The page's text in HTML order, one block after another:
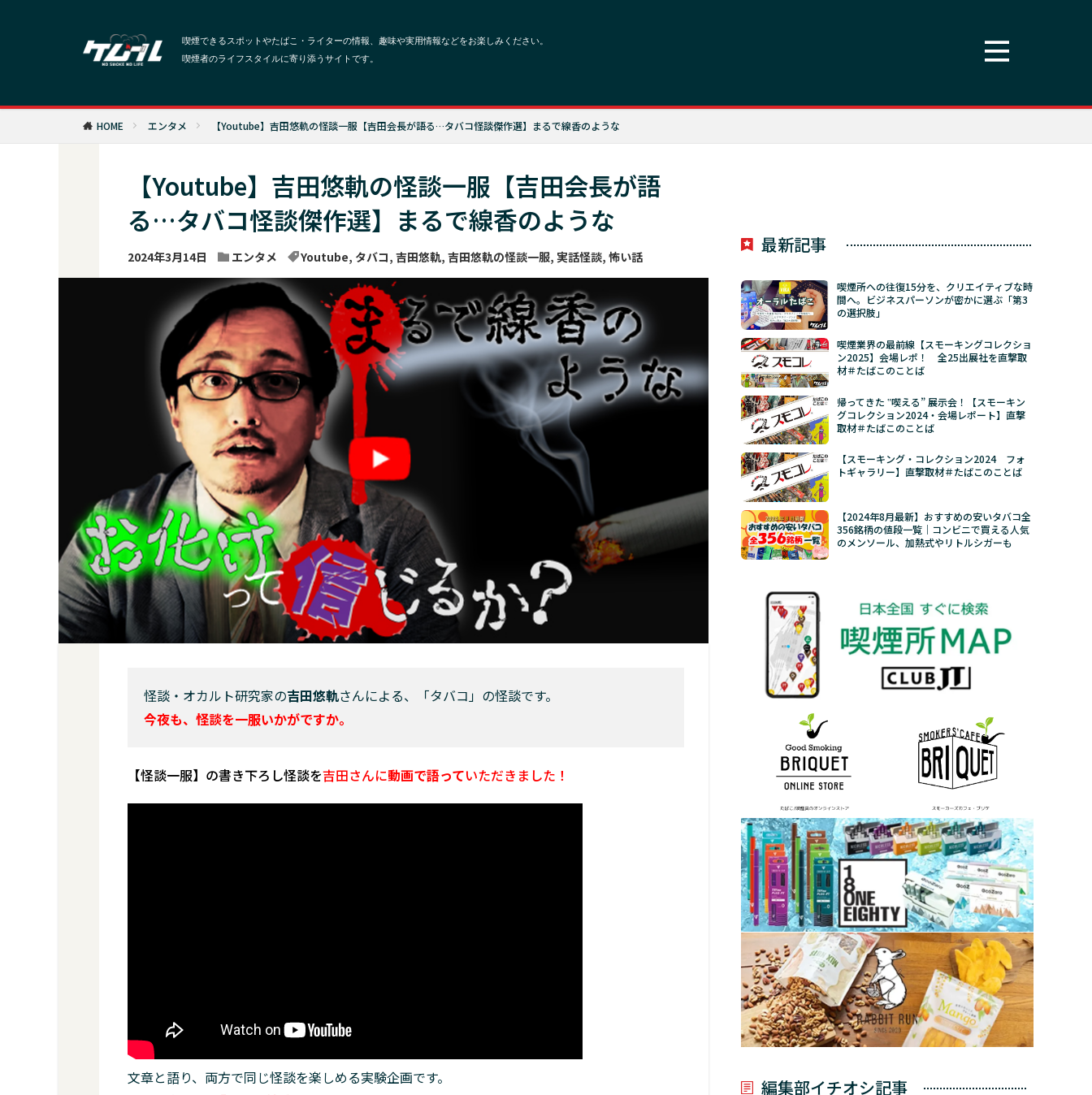
HOME エンタメ 【Youtube】吉田悠軌の怪談一服【吉田会長が語る…タバコ怪談傑作選】まるで線香のような
【Youtube】吉田悠軌の怪談一服【吉田会長が語
る…タバコ怪談傑作選】まるで線香のような
2024年3月14日 エンタメ Youtube, タバコ, 吉田悠軌, 吉田悠軌の怪談一服, 実話怪談, 怖い話
怪談・オカルト研究家の吉田悠軌さんによる、「タバコ」の怪談です。
今夜も、怪談を一服いかがですか。
【怪談一服】の書き下ろし怪談を吉田さんに動画で語っていただきました！
文章と語り、両方で同じ怪談を楽しめる実験企画です。
最新記事
喫煙所への往復15分を、クリエイティブな時
間へ。ビジネスパーソンが密かに選ぶ「第3
の選択肢」
喫煙業界の最前線【スモーキングコレクショ
ン2025】会場レポ！ 全25出展社を直撃取
材＃たばこのことば
帰ってきた ‟喫える” 展示会！【スモーキン
グコレクション2024・会場レポート】直撃
取材＃たばこのことば
【スモーキング・コレクション2024 フォ
トギャラリー】直撃取材＃たばこのことば
【2024年8月最新】おすすめの安いタバコ全
356銘柄の値段一覧｜コンビニで買える人気
のメンソール、加熱式やリトルシガーも
編集部イチオシ記事